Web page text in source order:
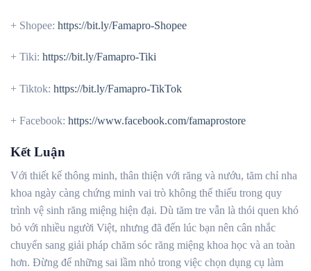
+ Shopee: https://bit.ly/Famapro-Shopee
+ Tiki: https://bit.ly/Famapro-Tiki
+ Tiktok: https://bit.ly/Famapro-TikTok
+ Facebook: https://www.facebook.com/famaprostore
Kết Luận
Với thiết kế thông minh, thân thiện với răng và nướu, tăm chỉ nha
khoa ngày càng chứng minh vai trò không thể thiếu trong quy
trình vệ sinh răng miệng hiện đại. Dù tăm tre vẫn là thói quen khó
bỏ với nhiều người Việt, nhưng đã đến lúc bạn nên cân nhắc
chuyển sang giải pháp chăm sóc răng miệng khoa học và an toàn
hơn. Đừng để những sai lầm nhỏ trong việc chọn dụng cụ làm